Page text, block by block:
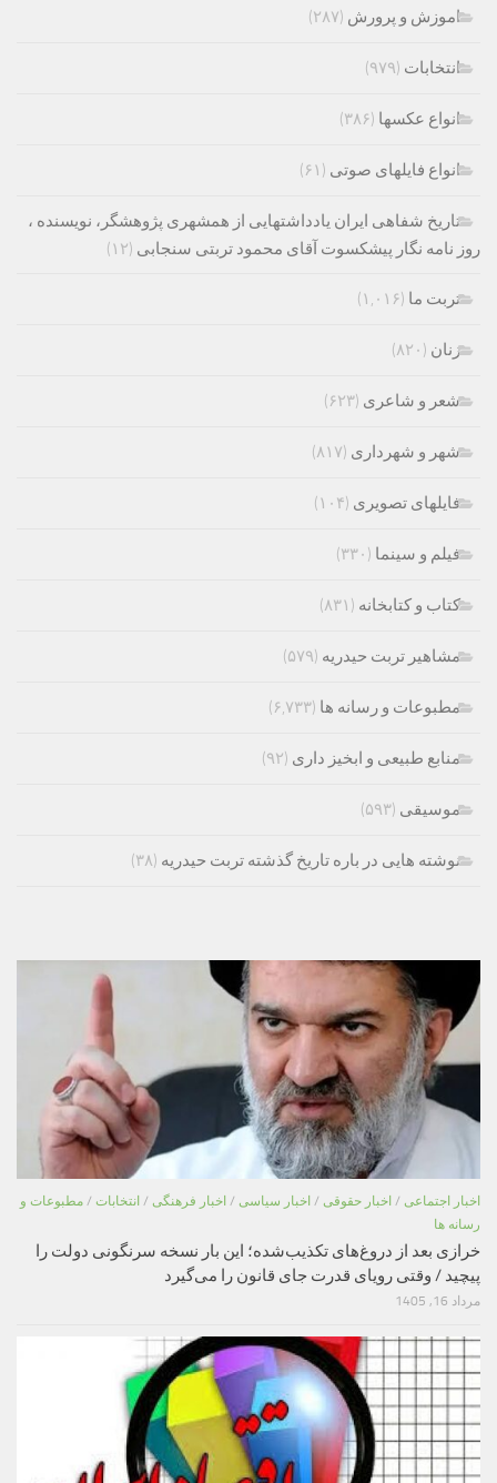
اموزش و پرورش (۲۸۷)
انتخابات (۹۷۹)
انواع عکسها (۳۸۶)
انواع فایلهای صوتی (۶۱)
تاریخ شفاهی ایران یادداشتهایی از همشهری پژوهشگر، نویسنده ،
روز نامه نگار پیشکسوت آقای محمود تربتی سنجابی (۱۲)
تربت ما (۱,۰۱۶)
زنان (۸۲۰)
شعر و شاعری (۶۲۳)
شهر و شهرداری (۸۱۷)
فایلهای تصویری (۱۰۴)
فیلم و سینما (۳۳۰)
کتاب و کتابخانه (۸۳۱)
مشاهیر تربت حیدریه (۵۷۹)
مطبوعات و رسانه ها (۶,۷۳۳)
منابع طبیعی و ابخیز داری (۹۲)
موسیقی (۵۹۳)
نوشته هایی در باره تاریخ گذشته تربت حیدریه (۳۸)
اخبار اجتماعی / اخبار حقوقی / اخبار سیاسی / اخبار فرهنگی / انتخابات / مطبوعات و
رسانه ها
خرازی بعد از دروغ‌های تکذیب‌شده؛ این بار نسخه سرنگونی دولت را
پیچید / وقتی رویای قدرت جای قانون را می‌گیرد
مرداد 16, 1405